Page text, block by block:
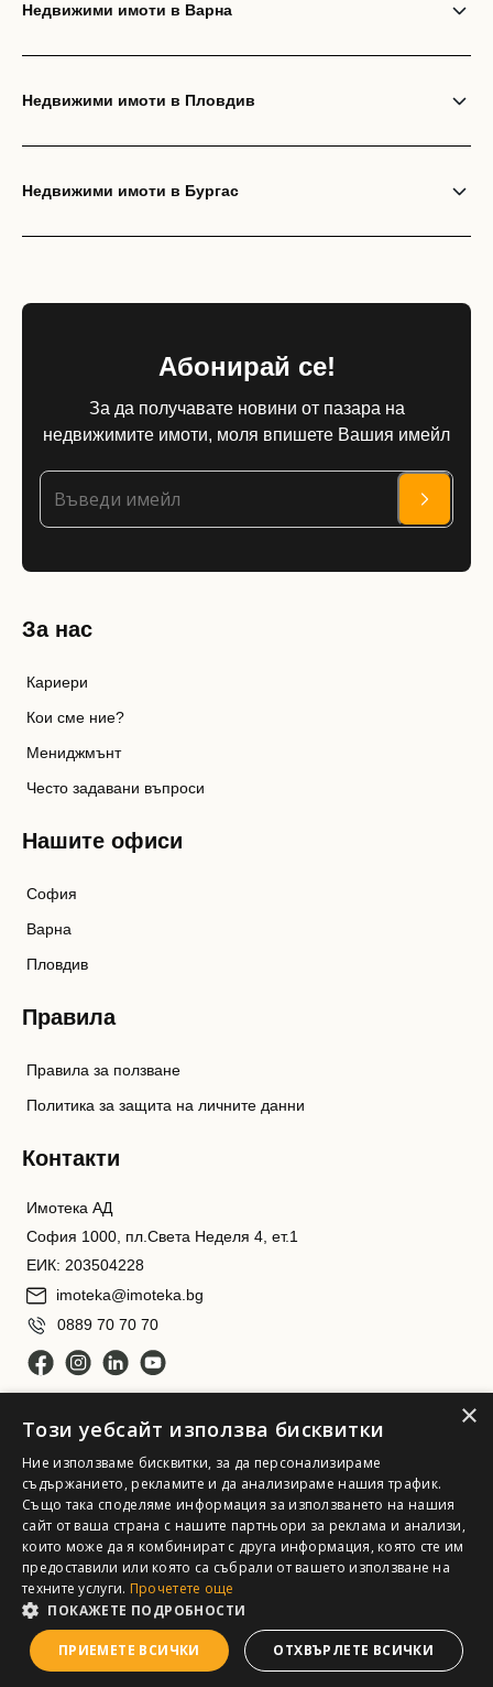
Недвижими имоти в Варна
Недвижими имоти в Пловдив
Недвижими имоти в Бургас
Абонирай се!
За да получавате новини от пазара на
недвижимите имоти, моля впишете Вашия имейл
За нас
Кариери
Кои сме ние?
Мениджмънт
Често задавани въпроси
Нашите офиси
София
Варна
Пловдив
Правила
Правила за ползване
Политика за защита на личните данни
Контакти
Имотека АД
София 1000, пл.Света Неделя 4, ет.1
ЕИК: 203504228
imoteka@imoteka.bg
0889 70 70 70
Имотека АД. Всички права запазени
×
Този уебсайт използва бисквитки
Ние използваме бисквитки, за да персонализираме
съдържанието, рекламите и да анализираме нашия трафик.
Също така споделяме информация за използването на нашия
сайт от ваша страна с нашите партньори за реклама и анализи,
които може да я комбинират с друга информация, която сте им
предоставили или която са събрали от вашето използване на
техните услуги. Прочетете още
ПОКАЖЕТЕ ПОДРОБНОСТИ
ПРИЕМЕТЕ ВСИЧКИ ОТХВЪРЛЕТЕ ВСИЧКИ